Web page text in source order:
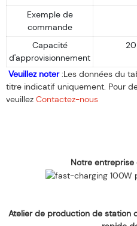
Exemple de
commande
Capacité
d'approvisionnement
Veuillez noter:Les données du
titre indicatif uniquement. Pour
veuillez Contactez-nous
Notre
Atelier de production de station